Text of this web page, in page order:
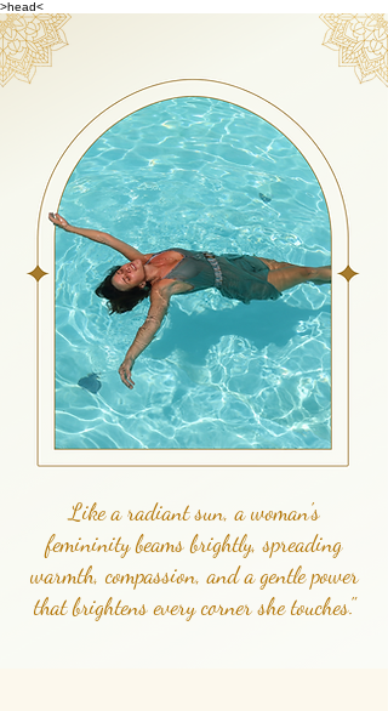
>head<
Like a radiant sun, a woman's
femininity beams brightly, spreading
warmth, compassion, and a gentle power
that brightens every corner she touches."